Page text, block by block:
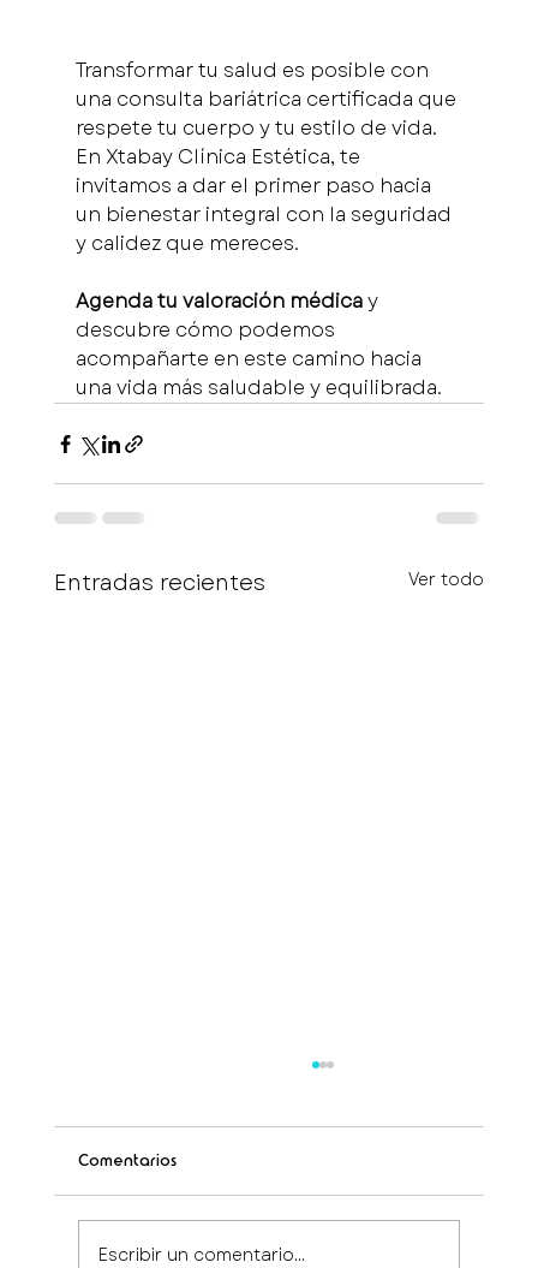
Transformar tu salud es posible con
una consulta bariátrica certificada que
respete tu cuerpo y tu estilo de vida.
En Xtabay Clínica Estética, te
invitamos a dar el primer paso hacia
un bienestar integral con la seguridad
y calidez que mereces.
Agenda tu valoración médica y
descubre cómo podemos
acompañarte en este camino hacia
una vida más saludable y equilibrada.
Entradas recientes Ver todo
Comentarios
Escribir un comentario...